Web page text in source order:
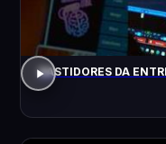
BASTIDORES DA